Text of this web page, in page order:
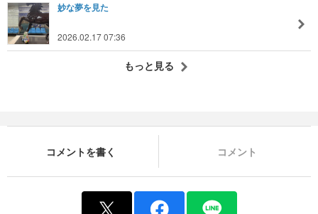
妙な夢を見た
2026.02.17 07:36
もっと見る
コメントを書く コメント